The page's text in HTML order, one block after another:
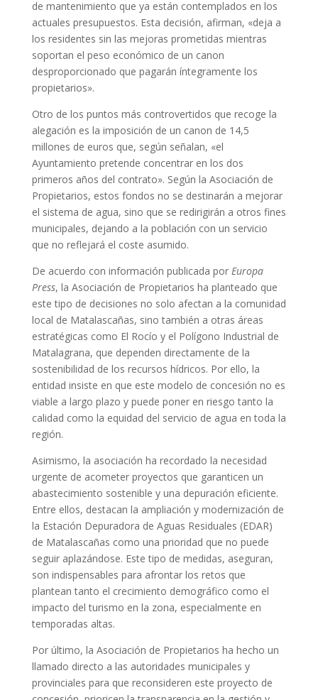
de mantenimiento que ya están contemplados en los
actuales presupuestos. Esta decisión, afirman, «deja a
los residentes sin las mejoras prometidas mientras
soportan el peso económico de un canon
desproporcionado que pagarán íntegramente los
propietarios».
Otro de los puntos más controvertidos que recoge la
alegación es la imposición de un canon de 14,5
millones de euros que, según señalan, «el
Ayuntamiento pretende concentrar en los dos
primeros años del contrato». Según la Asociación de
Propietarios, estos fondos no se destinarán a mejorar
el sistema de agua, sino que se redirigirán a otros fines
municipales, dejando a la población con un servicio
que no reflejará el coste asumido.
De acuerdo con información publicada por Europa
Press, la Asociación de Propietarios ha planteado que
este tipo de decisiones no solo afectan a la comunidad
local de Matalascañas, sino también a otras áreas
estratégicas como El Rocío y el Polígono Industrial de
Matalagrana, que dependen directamente de la
sostenibilidad de los recursos hídricos. Por ello, la
entidad insiste en que este modelo de concesión no es
viable a largo plazo y puede poner en riesgo tanto la
calidad como la equidad del servicio de agua en toda la
región.
Asimismo, la asociación ha recordado la necesidad
urgente de acometer proyectos que garanticen un
abastecimiento sostenible y una depuración eficiente.
Entre ellos, destacan la ampliación y modernización de
la Estación Depuradora de Aguas Residuales (EDAR)
de Matalascañas como una prioridad que no puede
seguir aplazándose. Este tipo de medidas, aseguran,
son indispensables para afrontar los retos que
plantean tanto el crecimiento demográfico como el
impacto del turismo en la zona, especialmente en
temporadas altas.
Por último, la Asociación de Propietarios ha hecho un
llamado directo a las autoridades municipales y
provinciales para que reconsideren este proyecto de